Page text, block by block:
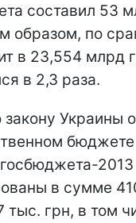
составил 53
образом, по
в 23,554 млрд
в 2,3 раза.
закону Украины о
бюджете
2013
в сумме
тыс. грн, в том